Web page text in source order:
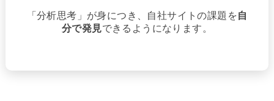
「分析思考」が身につき、自社サイトの課題を自
分で発見できるようになります。